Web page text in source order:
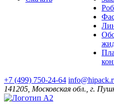
+7 (499) 750-24-64
141205, Московская обл., г.